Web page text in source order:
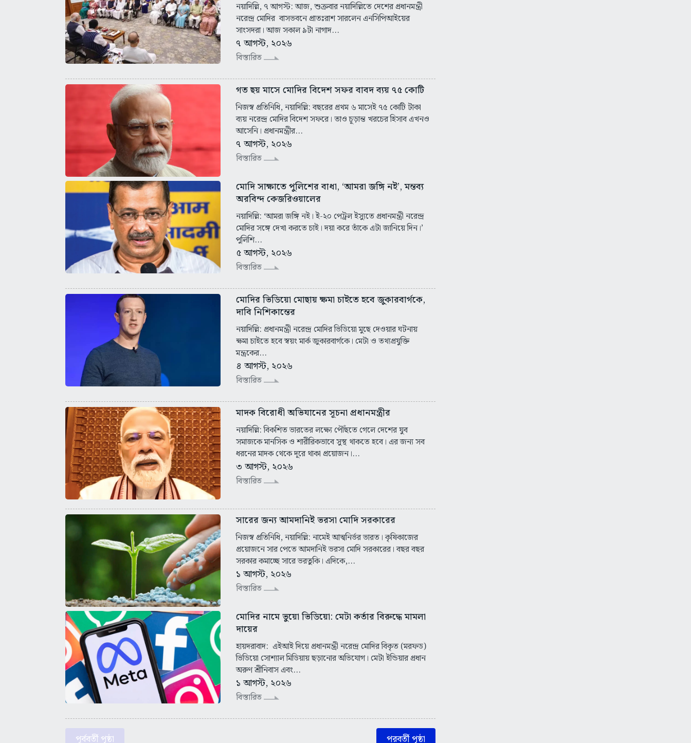
নয়াদিল্লি, ৭ আগস্ট: আজ, শুক্রবার নয়াদিল্লিতে দেশের প্রধানমন্ত্রী
নরেন্দ্র মোদির বাসভবনে প্রাতঃরাশ সারলেন এনসিপিআইয়ের
সাংসদরা। আজ সকাল ৯টা নাগাদ...
৭ আগস্ট, ২০২৬
বিস্তারিত
গত ছয় মাসে মোদির বিদেশ সফর বাবদ ব্যয় ৭৫ কোটি
নিজস্ব প্রতিনিধি, নয়াদিল্লি: বছরের প্রথম ৬ মাসেই ৭৫ কোটি টাকা
ব্যয় নরেন্দ্র মোদির বিদেশ সফরে। তাও চূড়ান্ত খরচের হিসাব এখনও
আসেনি। প্রধানমন্ত্রীর...
৭ আগস্ট, ২০২৬
বিস্তারিত
মোদি সাক্ষাতে পুলিশের বাধা, ‘আমরা জঙ্গি নই’, মন্তব্য
অরবিন্দ কেজরিওয়ালের
নয়াদিল্লি: ‘আমরা জঙ্গি নই। ই-২০ পেট্রল ইস্যুতে প্রধানমন্ত্রী নরেন্দ্র
মোদির সঙ্গে দেখা করতে চাই। দয়া করে তাঁকে এটা জানিয়ে দিন।’
পুলিশি...
৫ আগস্ট, ২০২৬
বিস্তারিত
মোদির ভিডিয়ো মোছায় ক্ষমা চাইতে হবে জুকারবার্গকে,
দাবি নিশিকান্তের
নয়াদিল্লি: প্রধানমন্ত্রী নরেন্দ্র মোদির ভিডিয়ো মুছে দেওয়ার ঘটনায়
ক্ষমা চাইতে হবে স্বয়ং মার্ক জুকারবার্গকে। মেটা ও তথ্যপ্রযুক্তি
মন্ত্রকের...
৪ আগস্ট, ২০২৬
বিস্তারিত
মাদক বিরোধী অভিযানের সূচনা প্রধানমন্ত্রীর
নয়াদিল্লি: বিকশিত ভারতের লক্ষ্যে পৌঁছতে গেলে দেশের যুব
সমাজকে মানসিক ও শারীরিকভাবে সুস্থ থাকতে হবে। এর জন্য সব
ধরনের মাদক থেকে দূরে থাকা প্রয়োজন।...
৩ আগস্ট, ২০২৬
বিস্তারিত
সারের জন্য আমদানিই ভরসা মোদি সরকারের
নিজস্ব প্রতিনিধি, নয়াদিল্লি: নামেই আত্মনির্ভর ভারত। কৃষিকাজের
প্রয়োজনে সার পেতে আমদানিই ভরসা মোদি সরকারের। বছর বছর
সরকার কমাচ্ছে সারে ভরতুকি। এদিকে,...
১ আগস্ট, ২০২৬
বিস্তারিত
মোদির নামে ভুয়ো ভিডিয়ো: মেটা কর্তার বিরুদ্ধে মামলা
দায়ের
হায়দরাবাদ: এইআই দিয়ে প্রধানমন্ত্রী নরেন্দ্র মোদির বিকৃত (মরফড)
ভিডিয়ো সোশ্যাল মিডিয়ায় ছড়ানোর অভিযোগ। মেটা ইন্ডিয়ার প্রধান
অরুণ শ্রীনিবাস এবং...
১ আগস্ট, ২০২৬
বিস্তারিত
পূর্ববর্তী পৃষ্ঠা পরবর্তী পৃষ্ঠা